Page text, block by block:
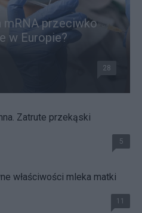
mRNA przeciwko
w Europie?
28
Zatrute przekąski
5
właściwości mleka matki
11